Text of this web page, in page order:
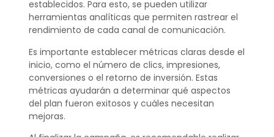
establecidos. Para esto, se pueden utilizar
herramientas analíticas que permiten rastrear el
rendimiento de cada canal de comunicación.
Es importante establecer métricas claras desde el
inicio, como el número de clics, impresiones,
conversiones o el retorno de inversión. Estas
métricas ayudarán a determinar qué aspectos
del plan fueron exitosos y cuáles necesitan
mejoras.